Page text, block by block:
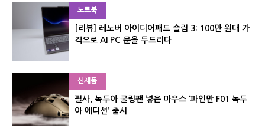
노트북
[리뷰] 레노버 아이디어패드 슬림 3: 100만 원대 가
격으로 AI PC 문을 두드리다
신제품
펄사, 녹투아 쿨링팬 넣은 마우스 ‘파인만 F01 녹투
아 에디션’ 출시